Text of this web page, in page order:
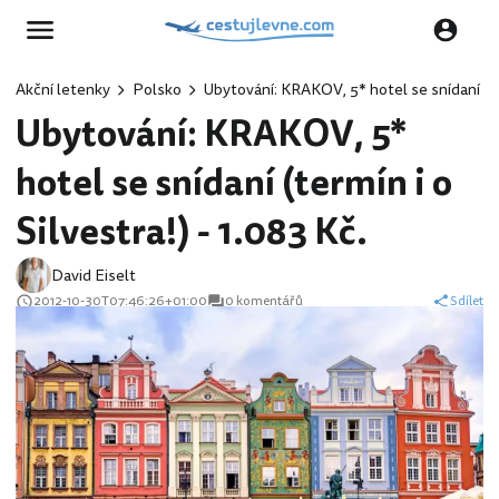
Akční letenky Polsko Ubytování: KRAKOV, 5* hotel se snídaní
Ubytování: KRAKOV, 5*
hotel se snídaní (termín i o
Silvestra!) - 1.083 Kč.
David Eiselt
2012-10-30T07:46:26+01:00 0 komentářů Sdílet